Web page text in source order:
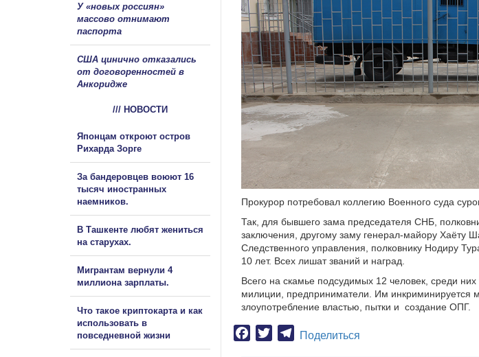
Прокурор потребовал коллегию Военного суда
Так, для бывшего зама председателя СНБ,
заключения, другому заму генерал-майору Хаёту
Следственного управления, полковнику Нодиру
10 лет. Всех лишат званий и наград.
Всего на скамье подсудимых 12 человек, среди
милиции, предприниматели. Им инкриминируется
злоупотребление властью, пытки и создание ОПГ.
Facebook
TwitterTelegram
Поделиться
У «новых россиян»
массово отнимают
паспорта
США цинично отказались
от договоренностей в
Анкоридже
/// НОВОСТИ
Японцам откроют остров
Рихарда Зорге
За бандеровцев воюют 16
тысяч иностранных
наемников.
В Ташкенте любят жениться
на старухах.
Мигрантам вернули 4
миллиона зарплаты.
Что такое криптокарта и как
использовать в
повседневной жизни